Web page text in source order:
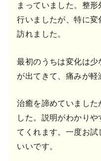
まっていました。整
行いましたが、特に
訪れました。
最初のうちは変化は
が出てきて、痛みが軽
治癒を諦めていました
した。説明がわかり
てくれます。一度お
いいです。